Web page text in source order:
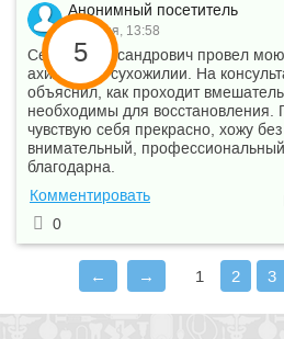
5
Анонимный посетитель
30 июня, 13:58
Сергей Александрович провел
ахилловом сухожилии. На
объяснил, как проходит
необходимы для восстановления.
чувствую себя прекрасно, хожу
внимательный,
благодарна.
Комментировать
0
← → 1 2 3